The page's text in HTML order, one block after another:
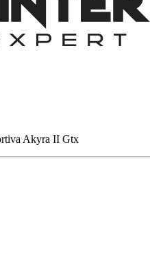
Akyra II Gtx